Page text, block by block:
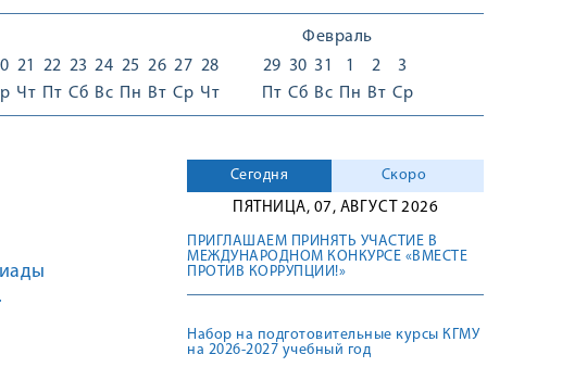
21
Чт
22
Пт
23
Сб
24
Вс
25
Пн
26
Вт
27
Ср
28
Чт
Февраль
29
Пт
30
Сб
31
Вс
1
Пн
2
Вт
3
Ср
Сегодня
Скоро
ПЯТНИЦА, 07, АВГУСТ 2026
ПРИГЛАШАЕМ ПРИНЯТЬ УЧАСТИЕ В
МЕЖДУНАРОДНОМ КОНКУРСЕ «ВМЕСТЕ
ПРОТИВ КОРРУПЦИИ!»
Набор на подготовительные курсы КГМУ
на 2026-2027 учебный год